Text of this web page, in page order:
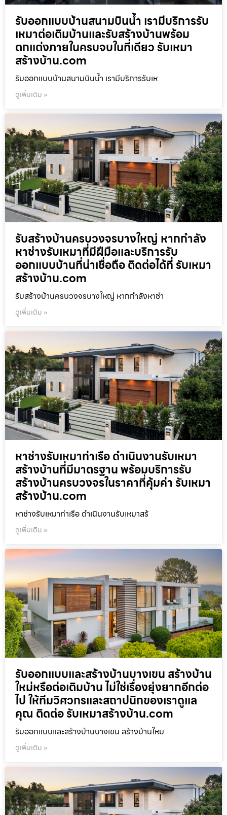
รับออกแบบบ้านสนามบินน้ำ เรามีบริการรับ
เหมาต่อเติมบ้านและรับสร้างบ้านพร้อม
ตกแต่งภายในครบจบในที่เดียว รับเหมา
สร้างบ้าน.com
รับออกแบบบ้านสนามบินน้ำ เรามีบริการรับเห
ดูเพิ่มเติม »
รับสร้างบ้านครบวงจรบางใหญ่ หากกำลัง
หาช่างรับเหมาที่มีฝีมือและบริการรับ
ออกแบบบ้านที่น่าเชื่อถือ ติดต่อได้ที่ รับเหมา
สร้างบ้าน.com
รับสร้างบ้านครบวงจรบางใหญ่ หากกำลังหาช่า
ดูเพิ่มเติม »
หาช่างรับเหมาท่าเรือ ดำเนินงานรับเหมา
สร้างบ้านที่มีมาตรฐาน พร้อมบริการรับ
สร้างบ้านครบวงจรในราคาที่คุ้มค่า รับเหมา
สร้างบ้าน.com
หาช่างรับเหมาท่าเรือ ดำเนินงานรับเหมาสร้
ดูเพิ่มเติม »
รับออกแบบและสร้างบ้านบางเขน สร้างบ้าน
ใหม่หรือต่อเติมบ้าน ไม่ใช่เรื่องยุ่งยากอีกต่อ
ไป ให้ทีมวิศวกรและสถาปนิกของเราดูแล
คุณ ติดต่อ รับเหมาสร้างบ้าน.com
รับออกแบบและสร้างบ้านบางเขน สร้างบ้านใหม
ดูเพิ่มเติม »